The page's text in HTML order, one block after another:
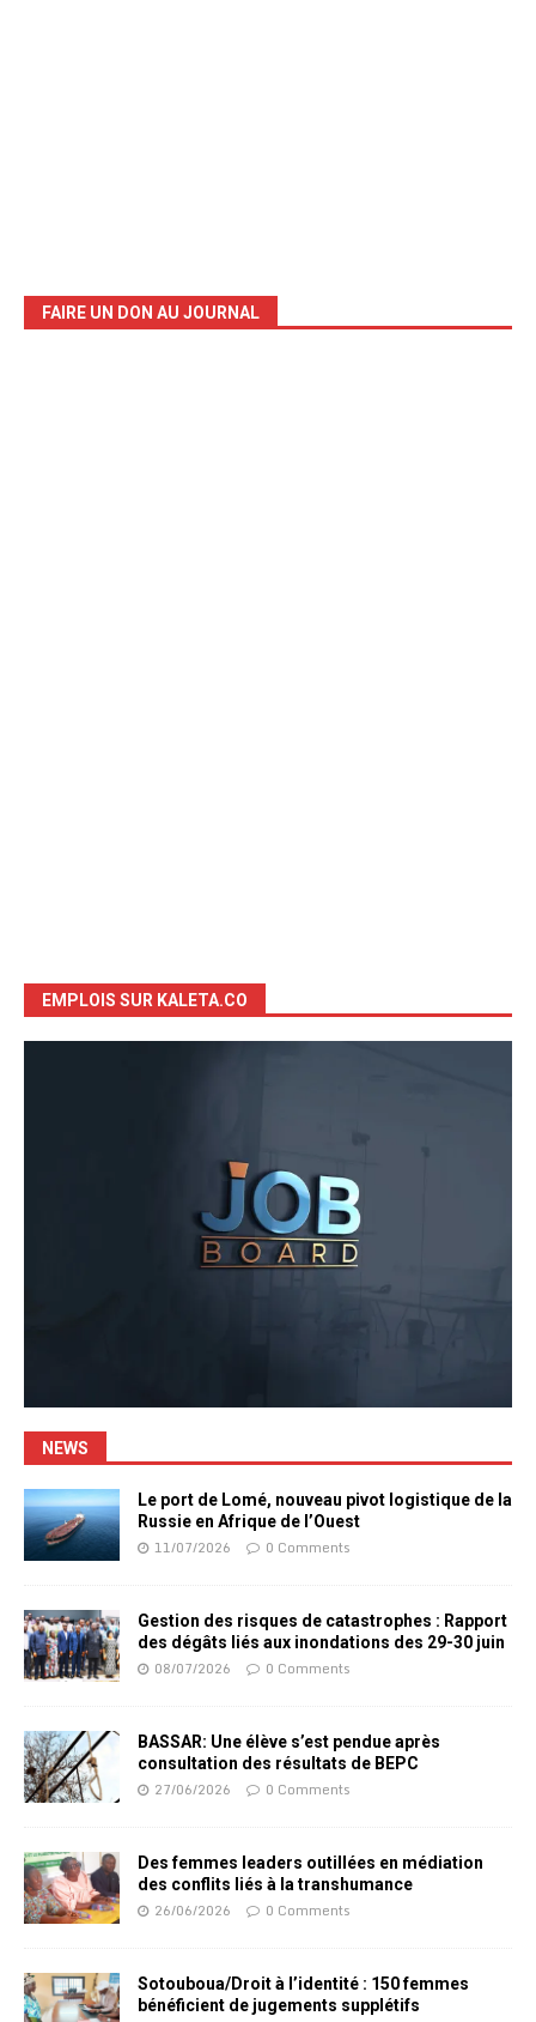
FAIRE UN DON AU JOURNAL
EMPLOIS SUR KALETA.CO
NEWS
Le port de Lomé, nouveau pivot logistique de la
Russie en Afrique de l’Ouest
11/07/2026 0 Comments
Gestion des risques de catastrophes : Rapport
des dégâts liés aux inondations des 29-30 juin
08/07/2026 0 Comments
BASSAR: Une élève s’est pendue après
consultation des résultats de BEPC
27/06/2026 0 Comments
Des femmes leaders outillées en médiation
des conflits liés à la transhumance
26/06/2026 0 Comments
Sotouboua/Droit à l’identité : 150 femmes
bénéficient de jugements supplétifs